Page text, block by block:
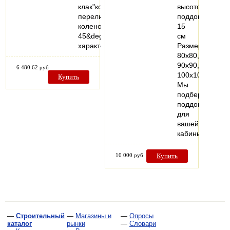
клак"кожух
переливагидрозатворотводящее
колено
45&deg;Технические
6 480.62 руб
Купить
высотой
поддона
15
см
Размеры
80x80,
90x90,
100x100
Мы
подберем
поддон
для
вашей
кабины!
10 000 руб Купить
— Строительный
каталог
— Магазины и
рынки
— Опросы
— Словари